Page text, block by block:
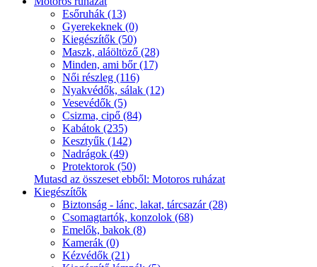
Esőruhák (13)
Gyerekeknek (0)
Kiegészítők (50)
Maszk, aláöltöző (28)
Minden, ami bőr (17)
Női részleg (116)
Nyakvédők, sálak (12)
Vesevédők (5)
Csizma, cipő (84)
Kabátok (235)
Kesztyűk (142)
Nadrágok (49)
Protektorok (50)
Mutasd az összeset ebből: Motoros ruházat
Kiegészítők
Biztonság - lánc, lakat, tárcsazár (28)
Csomagtartók, konzolok (68)
Emelők, bakok (8)
Kamerák (0)
Kézvédők (21)